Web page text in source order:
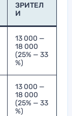
ЗРИТЕЛ
И
13 000 —
18 000
(25% — 33
%)
13 000 —
18 000
(25% — 33
%)